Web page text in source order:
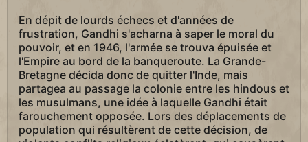
En dépit de lourds échecs et d'années de
frustration, Gandhi s'acharna à saper le moral du
pouvoir, et en 1946, l'armée se trouva épuisée et
l'Empire au bord de la banqueroute. La Grande-
Bretagne décida donc de quitter l'Inde, mais
partagea au passage la colonie entre les hindous et
les musulmans, une idée à laquelle Gandhi était
farouchement opposée. Lors des déplacements de
population qui résultèrent de cette décision, de